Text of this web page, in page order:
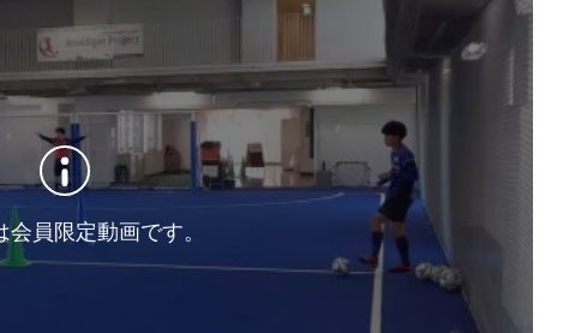
会員限定動画です。